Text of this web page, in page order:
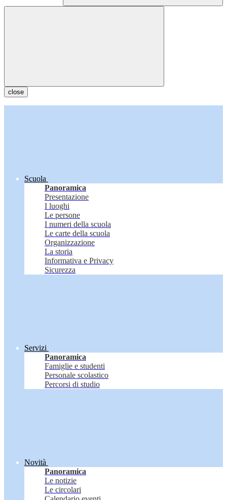
close
Scuola
Panoramica
Presentazione
I luoghi
Le persone
I numeri della scuola
Le carte della scuola
Organizzazione
La storia
Informativa e Privacy
Sicurezza
Servizi
Panoramica
Famiglie e studenti
Personale scolastico
Percorsi di studio
Novità
Panoramica
Le notizie
Le circolari